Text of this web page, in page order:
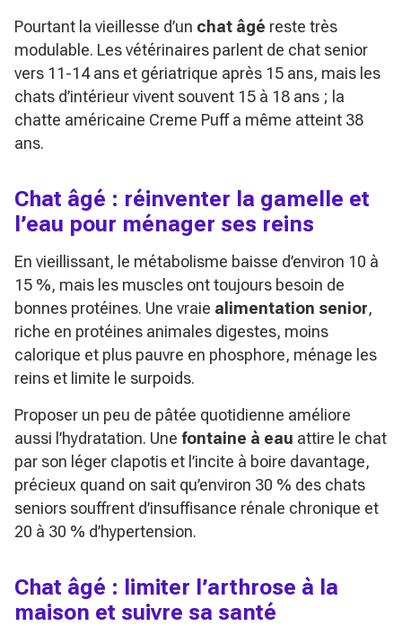
Pourtant la vieillesse d’un chat âgé reste très
modulable. Les vétérinaires parlent de chat senior
vers 11-14 ans et gériatrique après 15 ans, mais les
chats d’intérieur vivent souvent 15 à 18 ans ; la
chatte américaine Creme Puffa même atteint 38
ans.
Chat âgé : réinventer la gamelle et
l’eau pour ménager ses reins
En vieillissant, le métabolisme baisse d’environ 10 à
15 %, mais les muscles ont toujours besoin de
bonnes protéines. Une vraie alimentation senior,
riche en protéines animales digestes, moins
calorique et plus pauvre en phosphore, ménage les
reins et limite le surpoids.
Proposer un peu de pâtée quotidienne améliore
aussi l’hydratation. Une fontaine à eau attire le chat
par son léger clapotis et l’incite à boire davantage,
précieux quand on sait qu’environ 30 % des chats
seniors souffrent d’insuffisance rénale chronique et
20 à 30 % d’hypertension.
Chat âgé : limiter l’arthrose à la
maison et suivre sa santé